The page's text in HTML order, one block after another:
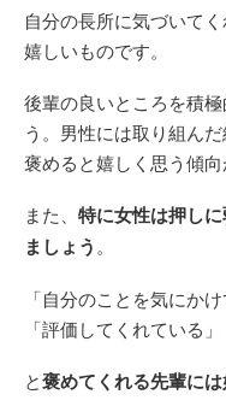
自分の長所に気づいて
嬉しいものです。
後輩の良いところを積
う。男性には取り組ん
褒めると嬉しく思う傾向
また、 特に女性は押し
ましょう 。
「自分のことを気にかけ
「評価してくれている」
と褒めてくれる先輩に